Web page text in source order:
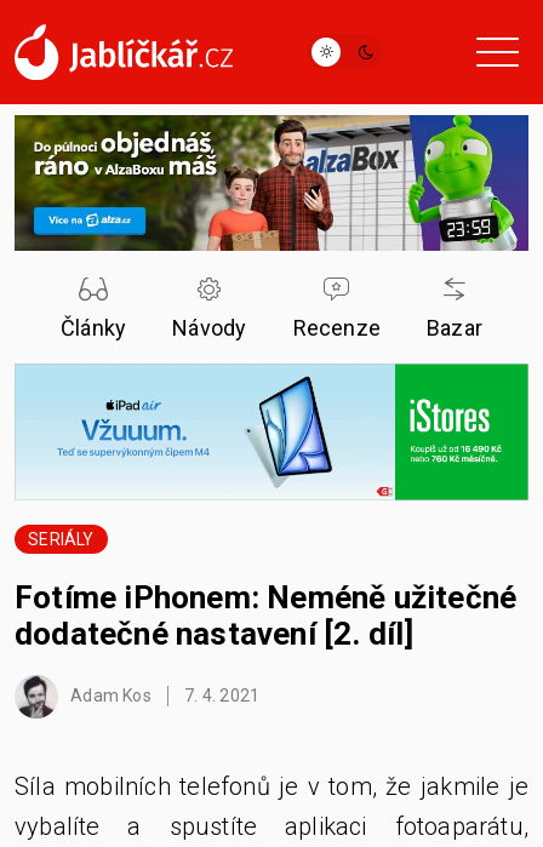
Články Návody Recenze Bazar
SERIÁLY
Fotíme iPhonem: Neméně užitečné
dodatečné nastavení [2. díl]
Adam Kos 7. 4. 2021
Síla mobilních telefonů je v tom, že jakmile je
vybalíte a spustíte aplikaci fotoaparátu,